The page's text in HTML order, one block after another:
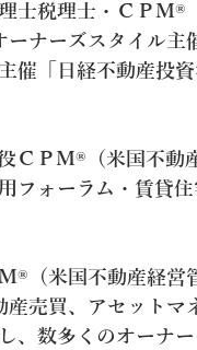
士税理士・ＣＰＭ®
ナーズスタイル主
催「日経不動産投
ＣＰＭ®（米国不動
フォーラム・賃貸
®（米国不動産経営
売買、アセットマ
、数多くのオーナ